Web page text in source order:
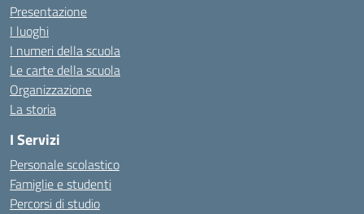
Presentazione
I luoghi
I numeri della scuola
Le carte della scuola
Organizzazione
La storia
I Servizi
Personale scolastico
Famiglie e studenti
Percorsi di studio